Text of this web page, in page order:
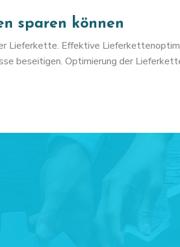
sparen können
Lieferkette. Effektive
beseitigen. Optimierung der